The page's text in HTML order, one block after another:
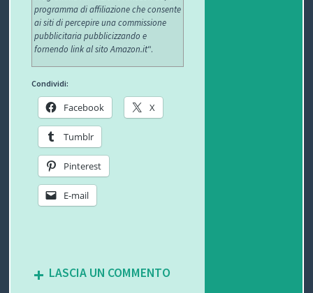
programma di affiliazione che consente
ai siti di percepire una commissione
pubblicitaria pubblicizzando e
fornendo link al sito Amazon.it“.
Condividi:
Facebook X
Tumblr
Pinterest
E-mail
LASCIA UN COMMENTO